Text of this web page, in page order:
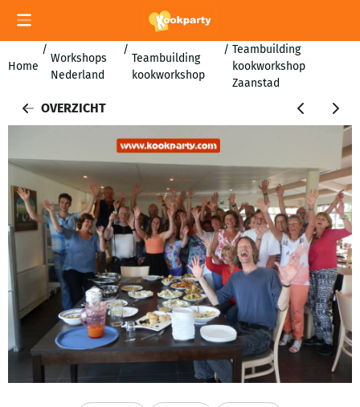
Cookievoorkeuren zijn momenteel gesloten.
Home
/
Workshops
Nederland
/
Teambuilding
kookworkshop
/ Teambuilding
kookworkshop
Zaanstad
OVERZICHT